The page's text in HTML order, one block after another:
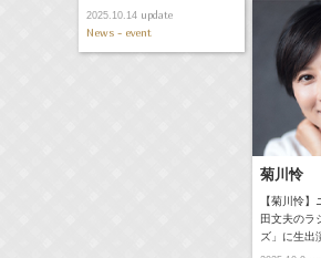
2025.10.14update
News - event
菊川怜
【菊川怜
田文夫のラ
ズ」に生出